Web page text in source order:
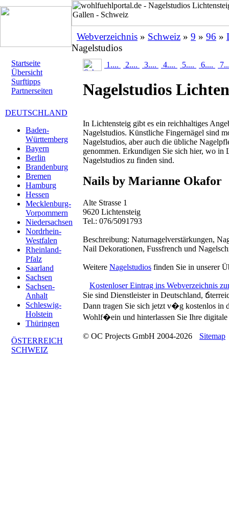
Webverzeichnis » Schweiz » 9 » 96 »
Nagelstudios
Startseite
Übersicht
Surftipps
Partnerseiten
DEUTSCHLAND
Baden-
Württemberg
Bayern
Berlin
Brandenburg
Bremen
Hamburg
Hessen
Mecklenburg-
Vorpommern
Niedersachsen
Nordrhein-
Westfalen
Rheinland-
Pfalz
Saarland
Sachsen
Sachsen-
Anhalt
Schleswig-
Holstein
Thüringen
ÖSTERREICH
SCHWEIZ
1.... 2.... 3.... 4.... 5.... 6....
Nagelstudios
In Lichtensteig gibt es ein reichhaltiges
Nagelstudios. Künstliche Fingernägel sind
Nagelstudios, aber auch die übliche
genommen. Erkundigen Sie sich hier, wo in
Nagelstudios zu finden sind.
Nails by Marianne Okafor
Alte Strasse 1
9620 Lichtensteig
Tel.: 076/5091793
Beschreibung: Naturnagelverstärkungen,
Nail Dekorationen, Fussfrench und
Weitere Nagelstudios finden Sie in unserer
Kostenloser Eintrag ins Webverzeichnis
Sie sind Dienstleister in Deutschland,
Dann tragen Sie sich jetzt v�g kostenlos in
Wohlf�ein und hinterlassen Sie Ihre
© OC Projects GmbH 2004-2026 Sitemap